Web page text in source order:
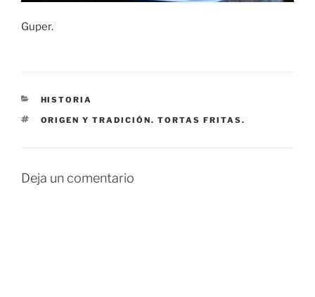
Guper.
CATEGORÍAS
HISTORIA
ETIQUETAS
ORIGEN Y TRADICIÓN. TORTAS FRITAS.
Deja un comentario